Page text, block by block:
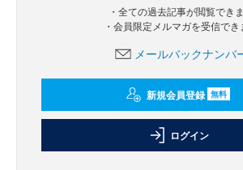
・全ての過去記事が閲覧でき
・会員限定メルマガを受信でき
メールバックナンバ
新規会員登録 無料
ログイン